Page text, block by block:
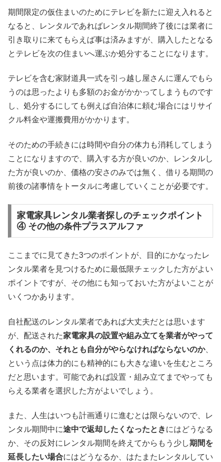
期間限定の仮住まいのためにテレビを新たに迎え入れると
なると、レンタルであればレンタル期間終了後には業者に
引き取りに来てもらえば事は済みますが、購入したとなる
とテレビを次の住まいへ運ぶか処分することになります。
テレビを含む家財道具一式を引っ越し屋さんに運んでもら
うのは思ったよりも多額のお金がかかってしまうものです
し、処分するにしても例えば自治体に頼む場合にはリサイ
クル料金や運搬費用がかかります。
そのための手続きには時間や自分の体力も消耗してしまう
ことになりますので、購入する方が良いのか、レンタルし
た方が良いのか、価格の安さのみでは無く、借りる期間の
前後の諸事情をトータルに考慮していくことが必要です。
家電家具レンタル業者探しのチェックポイント
④ その他の条件プラスアルファ
ここまでに見てきた3つのポイントが、目的にかなったレ
ンタル業者を見つけるために最低限チェックした方がよい
ポイントですが、その他にも知っておいた方がよいことが
いくつかあります。
自社配送のレンタル業者であれば大丈夫だとは思います
が、配送された家電家具の設置や組み立てを業者がやって
くれるのか、それとも自分がやらなければならないのか、
という点は体力的にも精神的にも大きな違いを生むところ
だと思います。可能であれば設置・組み立てまでやっても
らえる業者を選択した方がよいでしょう。
また、人生はいつも計画通りに進むとは限らないので、レ
ンタル期間中に途中で返却したくなったときにはどうなる
か、その反対にレンタル期間を終えてからもう少し期間を
延長したい場合にはどうなるか、はたまたレンタルしてい